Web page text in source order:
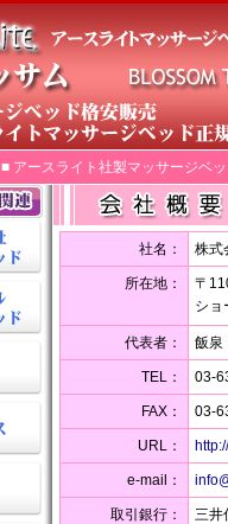
■ アースライト社製マッサージベ
社名： 株式
所在地：
〒
ショ
代表者： 飯
TEL： 03-
FAX： 03-
URL：
e-mail：
取引銀行： 三井